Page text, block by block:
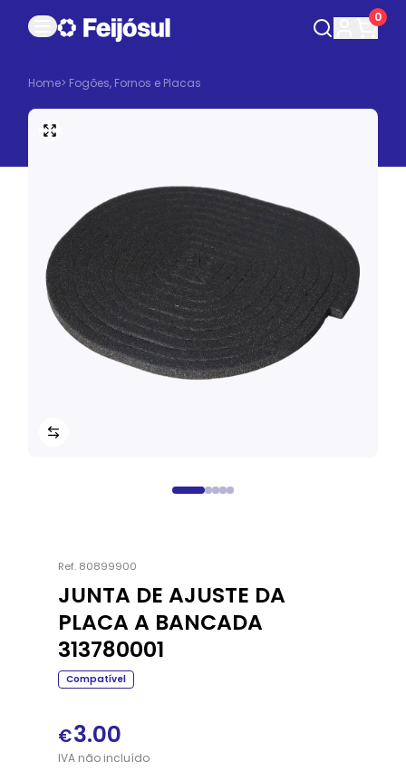
0
Home> Fogões, Fornos e Placas
Ref. 80899900
JUNTA DE AJUSTE DA
PLACA A BANCADA
313780001
Compatível
€3.00
IVAnãoincluído